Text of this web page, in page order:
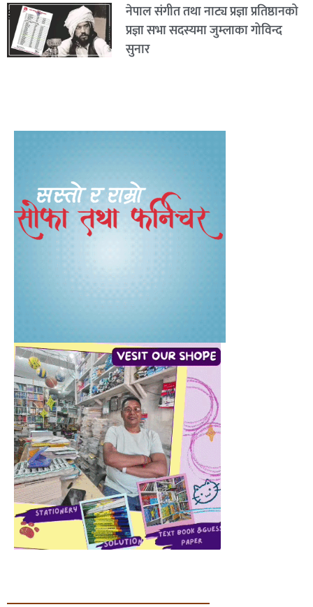
नेपाल संगीत तथा नाट्य प्रज्ञा प्रतिष्ठानको
प्रज्ञा सभा सदस्यमा जुम्लाका गोविन्द
सुनार